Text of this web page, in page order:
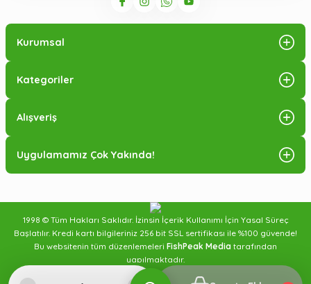
Kurumsal
Kategoriler
Alışveriş
Uygulamamız Çok Yakında!
1998 © Tüm Hakları Saklıdır. İzinsin İçerik Kullanımı İçin Yasal Süreç
Başlatılır. Kredi kartı bilgileriniz 256 bit SSL sertifikası ile %100 güvende!
Bu websitenin tüm düzenlemeleri FishPeak Media tarafından
yapılmaktadır.